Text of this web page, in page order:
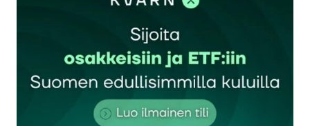
Sähköpostiosoitettasi ei julkaista.Pakolliset
kentät on merkitty*